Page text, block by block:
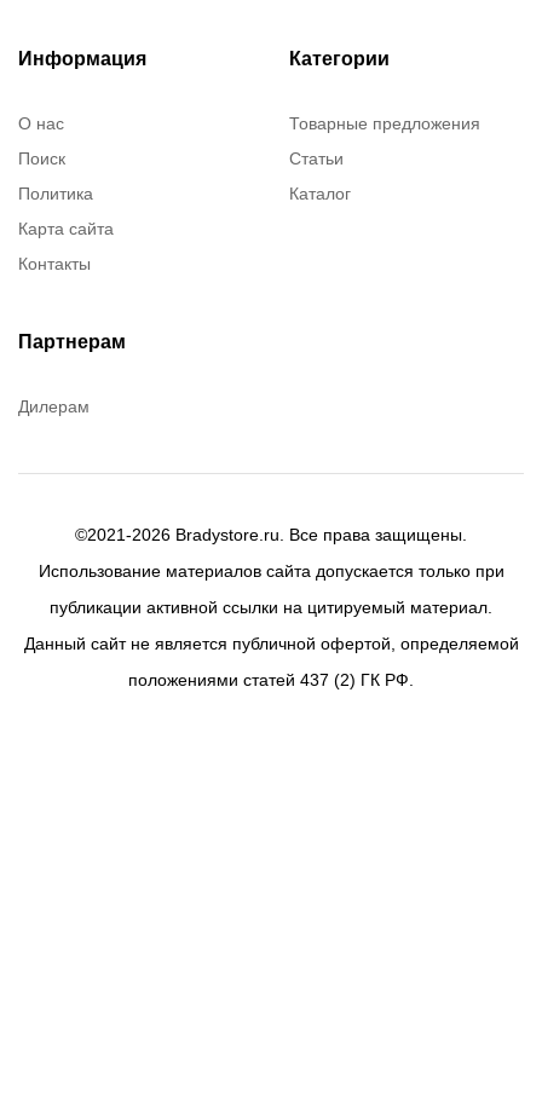
Информация
О нас
Поиск
Политика
Карта сайта
Контакты
Категории
Товарные предложения
Статьи
Каталог
Партнерам
Дилерам
©2021-2026 Bradystore.ru. Все права защищены.
Использование материалов сайта допускается только при
публикации активной ссылки на цитируемый материал.
Данный сайт не является публичной офертой, определяемой
положениями статей 437 (2) ГК РФ.